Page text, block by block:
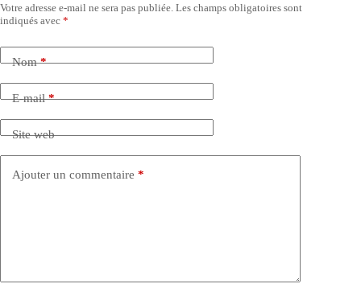
Votre adresse e-mail ne sera pas publiée. Les champs obligatoires sont
indiqués avec *
Nom*
E-mail*
Site web
Ajouter un commentaire *